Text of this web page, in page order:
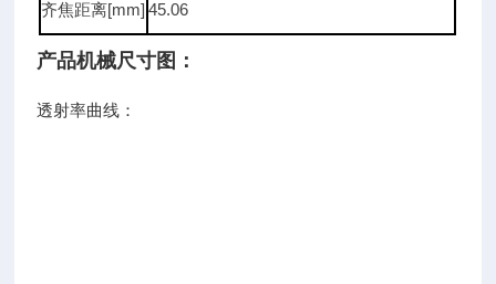
齐焦距离[mm] 45.06
产品机械尺寸图：
透射率曲线：